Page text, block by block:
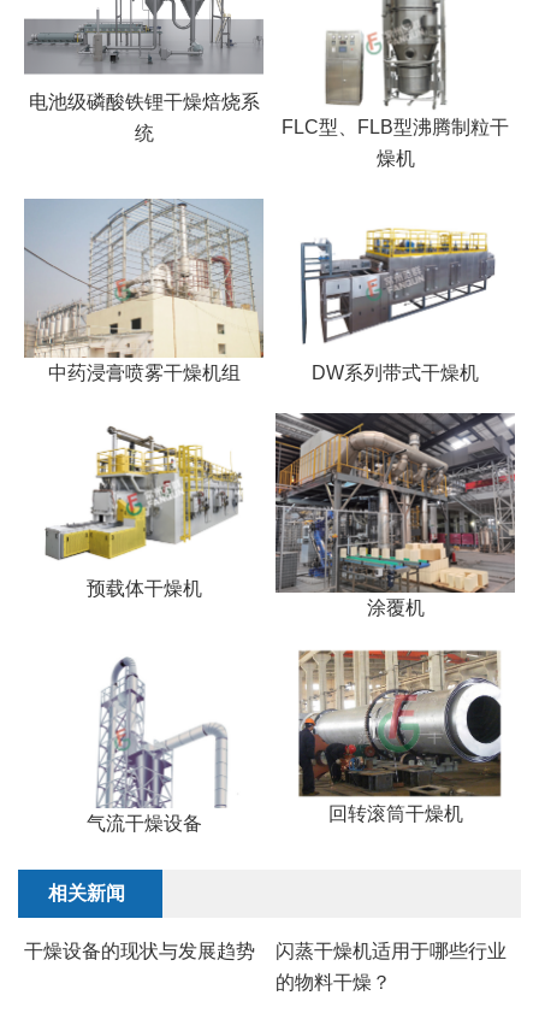
电池级磷酸铁锂干燥焙烧系
统
FLC型、FLB型沸腾制粒干
燥机
中药浸膏喷雾干燥机组 DW系列带式干燥机
预载体干燥机
涂覆机
气流干燥设备 回转滚筒干燥机
相关新闻
干燥设备的现状与发展趋势
闪蒸干燥机适用于哪些行业
的物料干燥？